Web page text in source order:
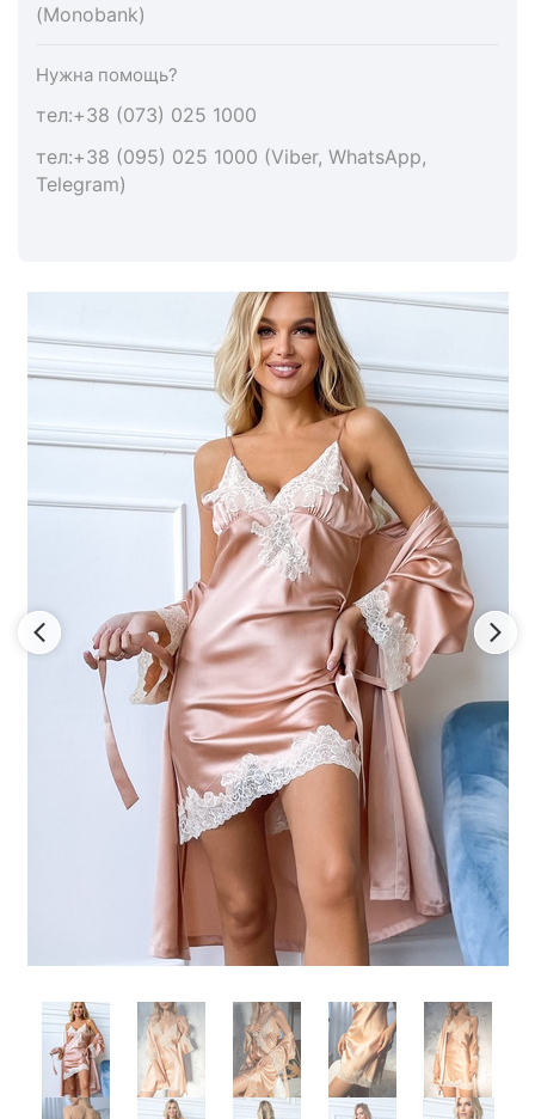
(Monobank)
Нужна помощь?
тел:+38 (073) 025 1000
тел:+38 (095) 025 1000 (Viber, WhatsApp,
Telegram)